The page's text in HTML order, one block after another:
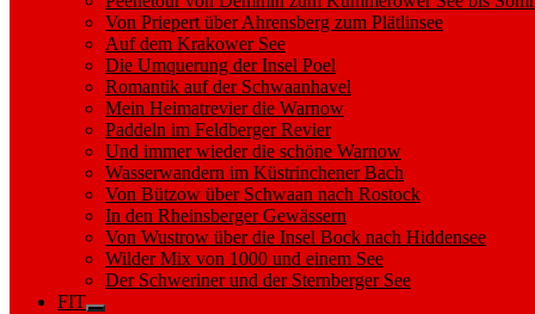
Von Priepert über Ahrensberg zum Plätlinsee
Auf dem Krakower See
Die Umquerung der Insel Poel
Romantik auf der Schwaanhavel
Mein Heimatrevier die Warnow
Paddeln im Feldberger Revier
Und immer wieder die schöne Warnow
Wasserwandern im Küstrinchener Bach
Von Bützow über Schwaan nach Rostock
In den Rheinsberger Gewässern
Von Wustrow über die Insel Bock nach Hiddensee
Wilder Mix von 1000 und einem See
Der Schweriner und der Sternberger See
FIT